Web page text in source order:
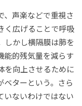
声楽などで重視さ
く広げることで呼吸
しかし横隔膜は肺を
能的残気量を減らす
を向上させるために
ベターという。さら
いないわけではない